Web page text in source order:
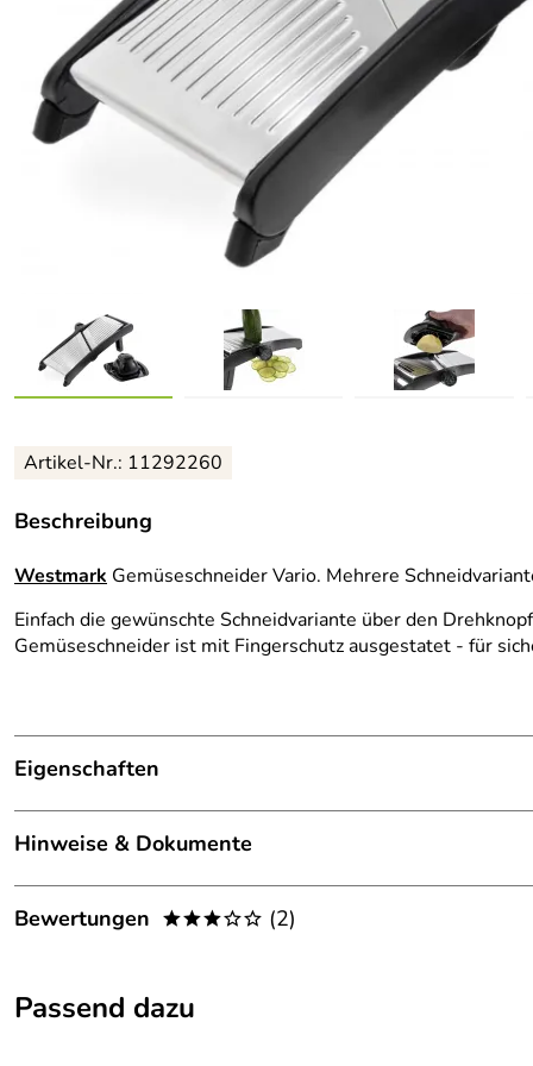
Artikel-Nr.: 11292260
Beschreibung
Westmark Gemüseschneider Vario. Mehrere
Einfach die gewünschte Schneidvariante über den
Gemüseschneider ist mit Fingerschutz ausgestatet - für
Eigenschaften
Spülmaschinenfest:
nein
Hinweise & Dokumente
Dokumente zum Download:
Bewertungen ***oo (2)
5
Passend dazu